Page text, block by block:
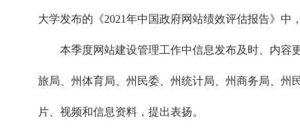
大学发布的《2021年中国政府网站绩效评估报告》中
本季度网站建设管理工作中信息发布及时、内容
旅局、州体育局、州民委、州统计局、州商务局、州
片、视频和信息资料，提出表扬。